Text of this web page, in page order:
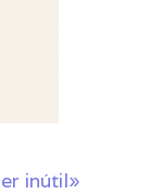
inútil»